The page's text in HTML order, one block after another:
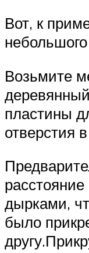
Вот, к
Возьмите
пластины
отверстия
дырками,
было